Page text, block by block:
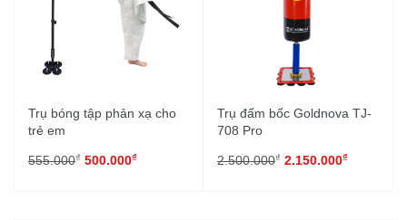
Trụ bóng tập phản xạ cho
trẻ em
555.000₫ 500.000₫
Trụ đấm bốc Goldnova TJ-
708 Pro
2.500.000₫ 2.150.000₫